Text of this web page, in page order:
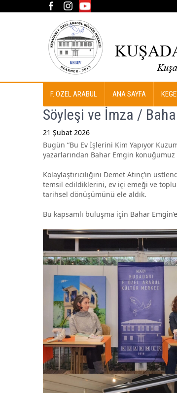
F. ÖZEL ARABUL ANA SAYFA
Söyleşi ve İmza /
21 Şubat 2026
Bugün “Bu Ev İşlerini Kim Yapıyor
yazarlarından Bahar Emgin konuğumuz
Kolaylaştırıcılığını Demet Atınç’ın
temsil edildiklerini, ev içi emeği ve
tarihsel dönüşümünü ele aldık.
Bu kapsamlı buluşma için Bahar
Post